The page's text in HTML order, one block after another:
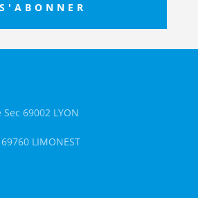
S'ABONNER
69002 LYON
LIMONEST